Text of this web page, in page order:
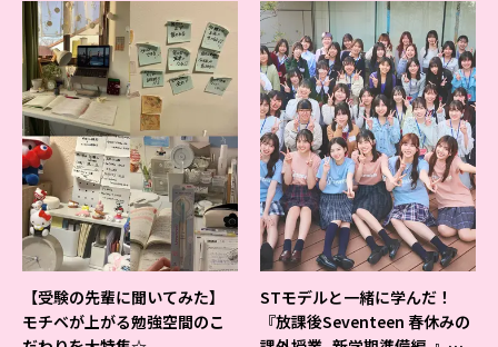
【受験の先輩に聞いてみた】
モチベが上がる勉強空間のこ
STモデルと一緒に学んだ！
『放課後Seventeen 春休みの